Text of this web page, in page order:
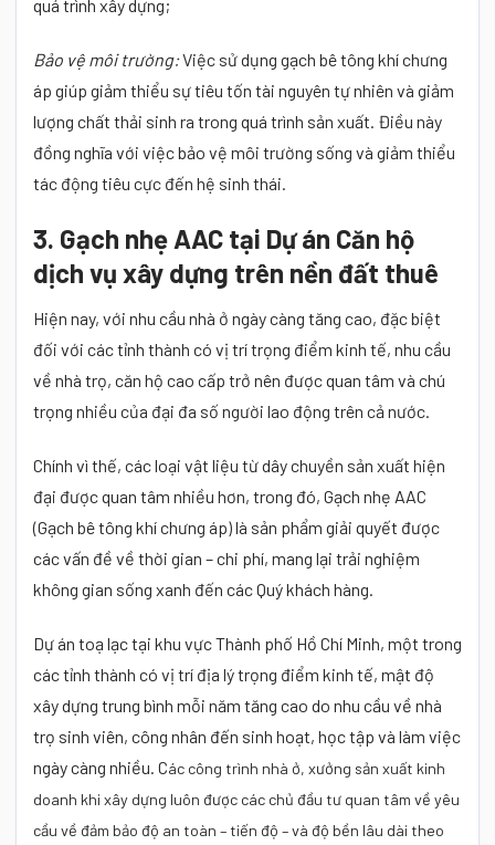
quá trình xây dựng;
Bảo vệ môi trường:Việc sử dụng gạch bê tông khí chưng
áp giúp giảm thiểu sự tiêu tốn tài nguyên tự nhiên và giảm
lượng chất thải sinh ra trong quá trình sản xuất. Điều này
đồng nghĩa với việc bảo vệ môi trường sống và giảm thiểu
tác động tiêu cực đến hệ sinh thái.
3. Gạch nhẹ AAC tại Dự án Căn hộ
dịch vụ xây dựng trên nền đất thuê
Hiện nay, với nhu cầu nhà ở ngày càng tăng cao, đặc biệt
đối với các tỉnh thành có vị trí trọng điểm kinh tế, nhu cầu
về nhà trọ, căn hộ cao cấp trở nên được quan tâm và chú
trọng nhiều của đại đa số người lao động trên cả nước.
Chính vì thế, các loại vật liệu từ dây chuyền sản xuất hiện
đại được quan tâm nhiều hơn, trong đó, Gạch nhẹ AAC
(Gạch bê tông khí chưng áp) là sản phẩm giải quyết được
các vấn đề về thời gian – chi phí, mang lại trải nghiệm
không gian sống xanh đến các Quý khách hàng.
Dự án toạ lạc tại khu vực Thành phố Hồ Chí Minh, một trong
các tỉnh thành có vị trí địa lý trọng điểm kinh tế, mật độ
xây dựng trung bình mỗi năm tăng cao do nhu cầu về nhà
trọ sinh viên, công nhân đến sinh hoạt, học tập và làm việc
ngày càng nhiều. Các công trình nhà ở, xưởng sản xuất kinh
doanh khi xây dựng luôn được các chủ đầu tư quan tâm về yêu
cầu về đảm bảo độ an toàn – tiến độ – và độ bền lâu dài theo